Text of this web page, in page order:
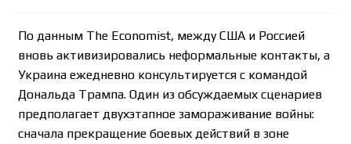
Статьи
Страница-меню-2
По данным The Economist, между США и Россией
вновь активизировались неформальные контакты, а
Украина ежедневно консультируется с командой
Дональда Трампа. Один из обсуждаемых сценариев
предполагает двухэтапное замораживание войны:
сначала прекращение боевых действий в зоне